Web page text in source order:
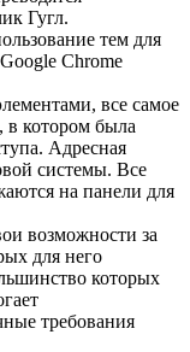
Гугл.
тем для
Chrome
все самое
в котором была
Адресная
системы. Все
на панели для
возможности за
для него
которых
требования